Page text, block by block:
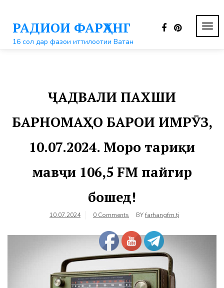
контентуРАДИОИ ФАРҲАНГ
16 сол дар фазои иттилоотии Ватан
ҶАДВАЛИ ПАХШИ
БАРНОМАҲО БАРОИ ИМРӮЗ,
10.07.2024. Моро тариқи
мавҷи 106,5 FM пайгир
бошед!
10.07.2024 0 Comments BYfarhangfm.tj